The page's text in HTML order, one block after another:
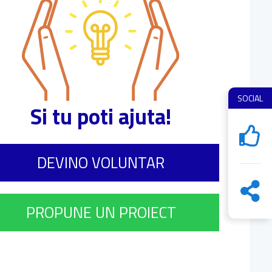
SOCIAL
Si tu poti ajuta!
DEVINO VOLUNTAR
PROPUNE UN PROIECT